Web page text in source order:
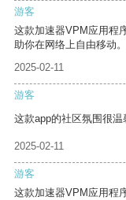
游客
这款加速器VPM应用程
助你在网络上自由移动。
2025-02-11
游客
这款app的社区氛围很温
2025-02-11
游客
这款加速器VPM应用程